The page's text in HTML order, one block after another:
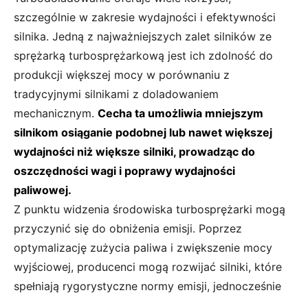
szczególnie w zakresie wydajności i efektywności
silnika. Jedną z najważniejszych zalet silników ze
sprężarką turbosprężarkową jest ich zdolność do
produkcji większej mocy w porównaniu z
tradycyjnymi silnikami z doladowaniem
mechanicznym. Cecha ta umożliwia mniejszym
silnikom osiąganie podobnej lub nawet większej
wydajności niż większe silniki, prowadząc do
oszczędności wagi i poprawy wydajności
paliwowej.
Z punktu widzenia środowiska turbosprężarki mogą
przyczynić się do obniżenia emisji. Poprzez
optymalizację zużycia paliwa i zwiększenie mocy
wyjściowej, producenci mogą rozwijać silniki, które
spełniają rygorystyczne normy emisji, jednocześnie